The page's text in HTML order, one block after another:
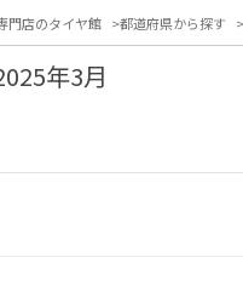
門店のタイヤ館 都道府県から探す
年3月